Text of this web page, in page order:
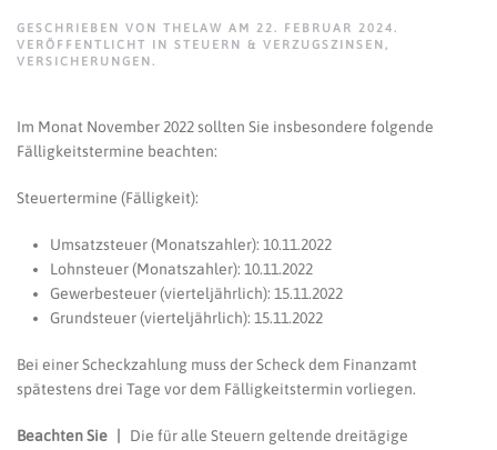
GESCHRIEBEN VON THELAW AM 22. FEBRUAR 2024 .
VERÖFFENTLICHT IN STEUERN & VERZUGSZINSEN ,
VERSICHERUNGEN .
Im Monat November 2022 sollten Sie insbesondere folgende
Fälligkeitstermine beachten:
Steuertermine (Fälligkeit):
Umsatzsteuer (Monatszahler): 10.11.2022
Lohnsteuer (Monatszahler): 10.11.2022
Gewerbesteuer (vierteljährlich): 15.11.2022
Grundsteuer (vierteljährlich): 15.11.2022
Bei einer Scheckzahlung muss der Scheck dem Finanzamt
spätestens drei Tage vor dem Fälligkeitstermin vorliegen.
Beachten Sie | Die für alle Steuern geltende dreitägige